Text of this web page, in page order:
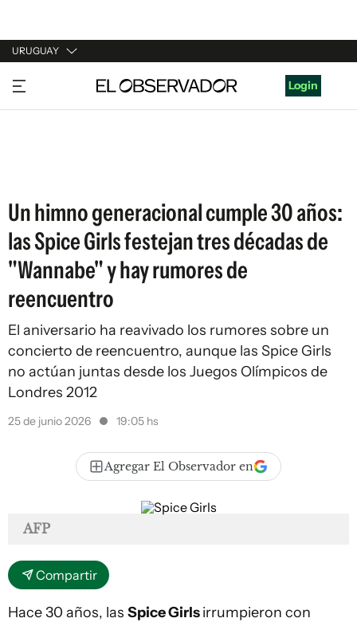
URUGUAY
URUGUAY
ARGENTINA
Login
Un himno generacional cumple 30 años:
las Spice Girls festejan tres décadas de
"Wannabe" y hay rumores de
reencuentro
El aniversario ha reavivado los rumores sobre un
concierto de reencuentro, aunque las Spice Girls
no actúan juntas desde los Juegos Olímpicos de
Londres 2012
25 de junio 2026 19:05 hs
Agregar El Observador en
AFP
Compartir
Hace 30 años, las Spice Girlsirrumpieron con